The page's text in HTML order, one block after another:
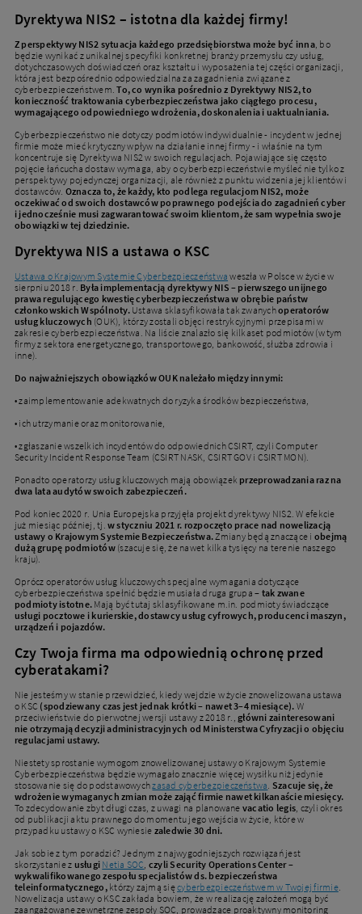
Dyrektywa NIS2 – istotna dla każdej firmy!
Z perspektywy NIS2 sytuacja każdego przedsiębiorstwa może być inna, bo
będzie wynikać z unikalnej specyfiki konkretnej branży przemysłu czy usług,
dotychczasowych doświadczeń oraz kształtu i wyposażenia tej części organizacji,
która jest bezpośrednio odpowiedzialna za zagadnienia związane z
cyberbezpieczeństwem.To, co wynika pośrednio z Dyrektywy NIS2, to
konieczność traktowania cyberbezpieczeństwa jako ciągłego procesu,
wymagającego odpowiedniego wdrożenia, doskonalenia i uaktualniania.
Cyberbezpieczeństwo nie dotyczy podmiotów indywidualnie - incydent w jednej
firmie może mieć krytyczny wpływ na działanie innej firmy - i właśnie na tym
koncentruje się Dyrektywa NIS2 w swoich regulacjach. Pojawiające się często
pojęcie łańcucha dostaw wymaga, aby o cyberbezpieczeństwie myśleć nie tylko z
perspektywy pojedynczej organizacji, ale również z punktu widzenia jej klientów i
dostawców. Oznacza to, że każdy, kto podlega regulacjom NIS2, może
oczekiwać od swoich dostawców poprawnego podejścia do zagadnień cyber
i jednocześnie musi zagwarantować swoim klientom, że sam wypełnia swoje
obowiązki w tej dziedzinie.
Dyrektywa NIS a ustawa o KSC
Ustawa o Krajowym Systemie Cyberbezpieczeństwa weszła w Polsce w życie w
sierpniu 2018 r. Była implementacją dyrektywy NIS – pierwszego unijnego
prawa regulującego kwestię cyberbezpieczeństwa w obrębie państw
członkowskich Wspólnoty.Ustawa sklasyfikowała tak zwanychoperatorów
usług kluczowych (OUK), którzy zostali objęci restrykcyjnymi przepisami w
zakresie cyberbezpieczeństwa. Na liście znalazło się kilkaset podmiotów (w tym
firmy z sektora energetycznego, transportowego, bankowość, służba zdrowia i
inne).
Do najważniejszych obowiązków OUK należało między innymi:
• zaimplementowanie adekwatnych do ryzyka środków bezpieczeństwa,
• ich utrzymanie oraz monitorowanie,
• zgłaszanie wszelkich incydentów do odpowiednich CSIRT, czyli Computer
Security Incident Response Team (CSIRT NASK, CSIRT GOV i CSIRT MON).
Ponadto operatorzy usług kluczowych mają obowiązek przeprowadzania raz na
dwa lata audytów swoich zabezpieczeń.
Pod koniec 2020 r. Unia Europejska przyjęła projekt dyrektywy NIS2. W efekcie
już miesiąc później, tj. w styczniu 2021 r. rozpoczęto prace nad nowelizacją
ustawy o Krajowym Systemie Bezpieczeństwa. Zmiany będą znaczące i obejmą
dużą grupę podmiotów(szacuje się, że nawet kilka tysięcy na terenie naszego
kraju).
Oprócz operatorów usług kluczowych specjalne wymagania dotyczące
cyberbezpieczeństwa spełnić będzie musiała druga grupa – tak zwane
podmioty istotne. Mają być tutaj sklasyfikowane m.in. podmioty świadczące
usługi pocztowe i kurierskie, dostawcy usług cyfrowych, producenci maszyn,
urządzeń i pojazdów.
Czy Twoja firma ma odpowiednią ochronę przed
cyberatakami?
Nie jesteśmy w stanie przewidzieć, kiedy wejdzie w życie znowelizowana ustawa
o KSC (spodziewany czas jest jednak krótki – nawet 3–4 miesiące). W
przeciwieństwie do pierwotnej wersji ustawy z 2018 r.,główni zainteresowani
nie otrzymają decyzji administracyjnych od Ministerstwa Cyfryzacji o objęciu
regulacjami ustawy.
Niestety sprostanie wymogom znowelizowanej ustawy o Krajowym Systemie
Cyberbezpieczeństwa będzie wymagało znacznie więcej wysiłku niż jedynie
stosowanie się do podstawowychzasad cyberbezpieczeństwa Szacuje się, że
wdrożenie wymaganych zmian może zająć firmie nawet kilkanaście miesięcy.
To zdecydowanie zbyt długi czas, z uwagi na planowane vacatio legis , czyli okres
od publikacji aktu prawnego do momentu jego wejścia w życie, które w
przypadku ustawy o KSC wyniesie zaledwie 30 dni.
Jak sobie z tym poradzić? Jednym z najwygodniejszych rozwiązań jest
skorzystanie z usługi Netia SOC czyli Security Operations Center –
wykwalifikowanego zespołu specjalistów ds. bezpieczeństwa
teleinformatycznego, którzy zajmą sięcyberbezpieczeństwem w Twojej firmie.
Nowelizacja ustawy o KSC zakłada bowiem, że w realizację założeń mogą być
zaangażowane zewnętrzne zespoły SOC, prowadzące proaktywny monitoring